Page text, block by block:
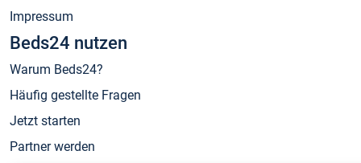
Impressum
Beds24 nutzen
Warum Beds24?
Häufig gestellte Fragen
Jetzt starten
Partner werden